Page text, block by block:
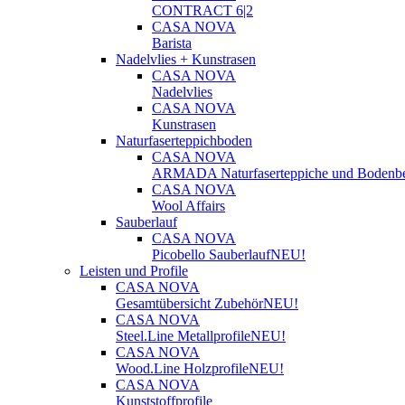
CONTRACT 6|2
CASA NOVA
Barista
Nadelvlies + Kunstrasen
CASA NOVA
Nadelvlies
CASA NOVA
Kunstrasen
Naturfaserteppichboden
CASA NOVA
ARMADA Naturfaserteppiche und
CASA NOVA
Wool Affairs
Sauberlauf
CASA NOVA
Picobello SauberlaufNEU!
Leisten und Profile
CASA NOVA
Gesamtübersicht ZubehörNEU!
CASA NOVA
Steel.Line MetallprofileNEU!
CASA NOVA
Wood.Line HolzprofileNEU!
CASA NOVA
Kunststoffprofile